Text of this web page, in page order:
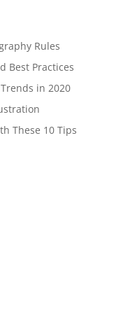
Rules
Best Practices
in 2020
These 10 Tips